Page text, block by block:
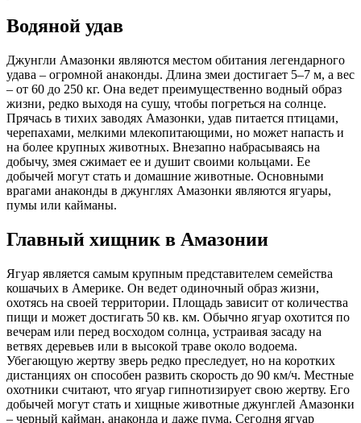
Водяной удав
Джунгли Амазонки являются местом обитания легендарного
удава – огромной анаконды. Длина змеи достигает 5–7 м, а вес
– от 60 до 250 кг. Она ведет преимущественно водный образ
жизни, редко выходя на сушу, чтобы погреться на солнце.
Прячась в тихих заводях Амазонки, удав питается птицами,
черепахами, мелкими млекопитающими, но может напасть и
на более крупных животных. Внезапно набрасываясь на
добычу, змея сжимает ее и душит своими кольцами. Ее
добычей могут стать и домашние животные. Основными
врагами анаконды в джунглях Амазонки являются ягуары,
пумы или кайманы.
Главный хищник в Амазонии
Ягуар является самым крупным представителем семейства
кошачьих в Америке. Он ведет одиночный образ жизни,
охотясь на своей территории. Площадь зависит от количества
пищи и может достигать 50 кв. км. Обычно ягуар охотится по
вечерам или перед восходом солнца, устраивая засаду на
ветвях деревьев или в высокой траве около водоема.
Убегающую жертву зверь редко преследует, но на коротких
дистанциях он способен развить скорость до 90 км/ч. Местные
охотники считают, что ягуар гипнотизирует свою жертву. Его
добычей могут стать и хищные животные джунглей Амазонки
– черный кайман, анаконда и даже пума. Сегодня ягуар